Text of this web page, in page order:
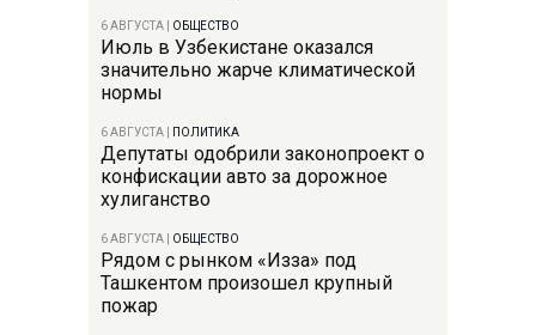
6 АВГУСТА ОБЩЕСТВО
Июль в Узбекистане оказался
значительно жарче климатической
нормы
6 АВГУСТА ПОЛИТИКА
Депутаты одобрили законопроект о
конфискации авто за дорожное
хулиганство
6 АВГУСТА ОБЩЕСТВО
Рядом с рынком «Изза» под
Ташкентом произошел крупный
пожар